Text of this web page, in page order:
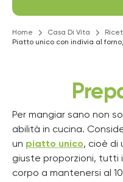
Home Casa Di Vita
Piatto unico con indivia al
Per mangiar sano non
abilità in cucina.
un piatto unico, cioè di
giuste proporzioni, tutti
corpo a mantenersi al